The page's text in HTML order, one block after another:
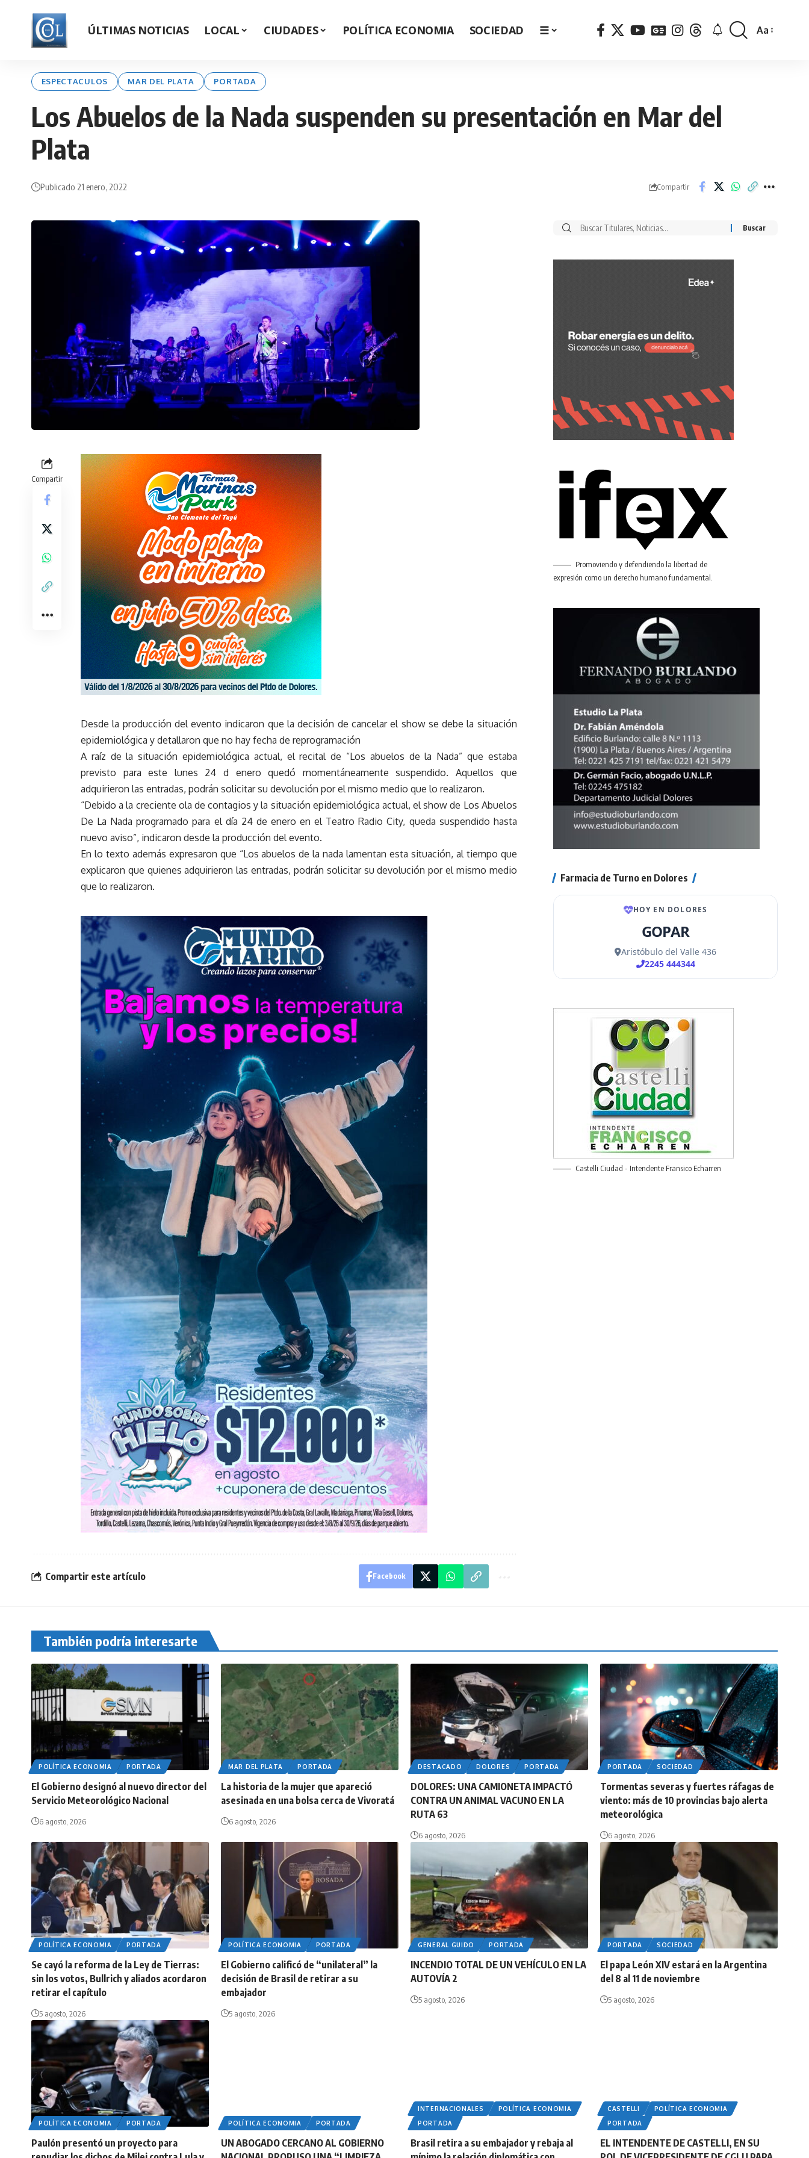
ÚLTIMAS NOTICIAS LOCAL CIUDADES POLÍTICA ECONOMIA SOCIEDAD ☰
Font
Aa
ESPECTACULOS MAR DEL PLATA PORTADA
Los Abuelos de la Nada suspenden su presentación en Mar del
Plata
Publicado 21 enero, 2022 Compartir
Compartir
Desde la producción del evento indicaron que la decisión de cancelar el show se debe la situación
epidemiológica y detallaron que no hay fecha de reprogramación
A raíz de la situación epidemiológica actual, el recital de “Los abuelos de la Nada” que estaba
previsto para este lunes 24 d enero quedó momentáneamente suspendido. Aquellos que
adquirieron las entradas, podrán solicitar su devolución por el mismo medio que lo realizaron.
“Debido a la creciente ola de contagios y la situación epidemiológica actual, el show de Los Abuelos
De La Nada programado para el día 24 de enero en el Teatro Radio City, queda suspendido hasta
nuevo aviso”, indicaron desde la producción del evento.
En lo texto además expresaron que “Los abuelos de la nada lamentan esta situación, al tiempo que
explicaron que quienes adquirieron las entradas, podrán solicitar su devolución por el mismo medio
que lo realizaron.
Compartir este artículo Facebook
Buscar
Promoviendo y defendiendo la libertad de
expresión como un derecho humano fundamental.
Farmacia de Turno en Dolores
Castelli Ciudad - Intendente Fransico Echarren
También podría interesarte
POLÍTICA ECONOMIA PORTADA
El Gobierno designó al nuevo director del
Servicio Meteorológico Nacional
6 agosto, 2026
MAR DEL PLATA PORTADA
La historia de la mujer que apareció
asesinada en una bolsa cerca de Vivoratá
6 agosto, 2026
DESTACADO DOLORES PORTADA
DOLORES: UNA CAMIONETA IMPACTÓ
CONTRA UN ANIMAL VACUNO EN LA
RUTA 63
6 agosto, 2026
PORTADA SOCIEDAD
Tormentas severas y fuertes ráfagas de
viento: más de 10 provincias bajo alerta
meteorológica
6 agosto, 2026
POLÍTICA ECONOMIA PORTADA
Se cayó la reforma de la Ley de Tierras:
sin los votos, Bullrich y aliados acordaron
retirar el capítulo
5 agosto, 2026
POLÍTICA ECONOMIA PORTADA
El Gobierno calificó de “unilateral” la
decisión de Brasil de retirar a su
embajador
5 agosto, 2026
GENERAL GUIDO PORTADA
INCENDIO TOTAL DE UN VEHÍCULO EN LA
AUTOVÍA 2
5 agosto, 2026
PORTADA SOCIEDAD
El papa León XIV estará en la Argentina
del 8 al 11 de noviembre
5 agosto, 2026
POLÍTICA ECONOMIA PORTADA
Paulón presentó un proyecto para
POLÍTICA ECONOMIA PORTADA
UN ABOGADO CERCANO AL GOBIERNO
INTERNACIONALES
POLÍTICA ECONOMIA
PORTADA
Brasil retira a su embajador y rebaja al
CASTELLI
POLÍTICA ECONOMIA
PORTADA
EL INTENDENTE DE CASTELLI, EN SU